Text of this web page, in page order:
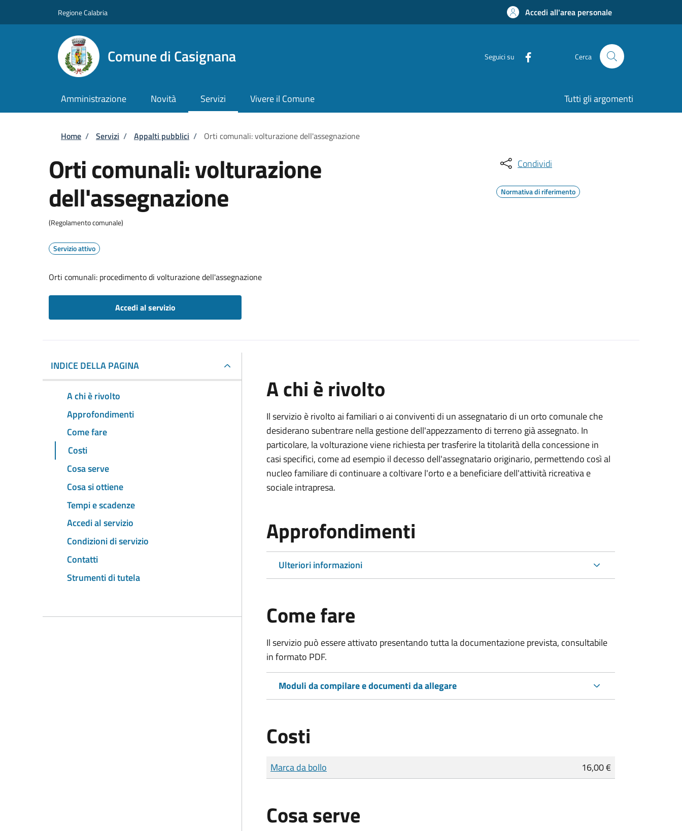
Regione Calabria Accedi all'area personale
Comune di Casignana Seguici su Cerca
Amministrazione Novità Servizi Vivere il Comune Tutti gli argomenti
Briciole di pane
Home / Servizi / Appalti pubblici / Orti comunali: volturazione dell'assegnazione
Orti comunali: volturazione
dell'assegnazione
(Regolamento comunale)
Servizio attivo
Orti comunali: procedimento di volturazione dell'assegnazione
Accedi al servizio
Condividi
Normativa di riferimento
INDICE DELLA PAGINA
A chi è rivolto
Approfondimenti
Come fare
Costi
Cosa serve
Cosa si ottiene
Tempi e scadenze
Accedi al servizio
Condizioni di servizio
Contatti
Strumenti di tutela
A chi è rivolto
Il servizio è rivolto ai familiari o ai conviventi di un assegnatario di un orto comunale che
desiderano subentrare nella gestione dell'appezzamento di terreno già assegnato. In
particolare, la volturazione viene richiesta per trasferire la titolarità della concessione in
casi specifici, come ad esempio il decesso dell'assegnatario originario, permettendo così al
nucleo familiare di continuare a coltivare l'orto e a beneficiare dell'attività ricreativa e
sociale intrapresa.
Approfondimenti
Ulteriori informazioni
Come fare
Il servizio può essere attivato presentando tutta la documentazione prevista, consultabile
in formato PDF.
Moduli da compilare e documenti da allegare
Costi
Tipo di pagamento
Importo
Marca da bollo 16,00 €
Cosa serve